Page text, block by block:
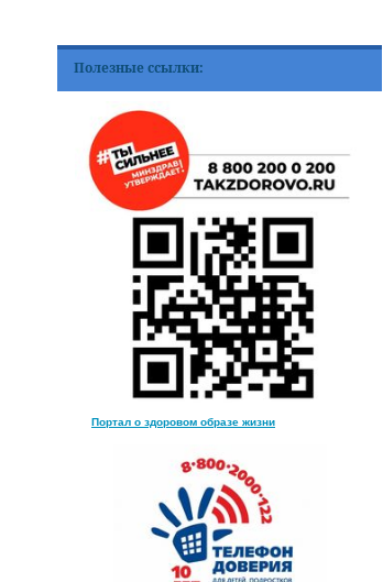
Полезные ссылки:
Портал о здоровом образе жизни